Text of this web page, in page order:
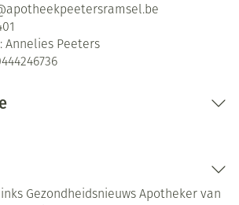
apotheekpeetersramsel.be
Annelies Peeters
Gezondheidsnieuws Apotheker van